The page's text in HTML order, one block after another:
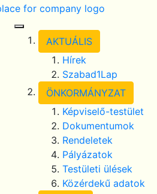
Toggle Navigation
AKTUÁLIS
Hírek
Szabad1Lap
ÖNKORMÁNYZAT
Képviselő-testület
Dokumentumok
Rendeletek
Pályázatok
Testületi ülések
Közérdekű adatok